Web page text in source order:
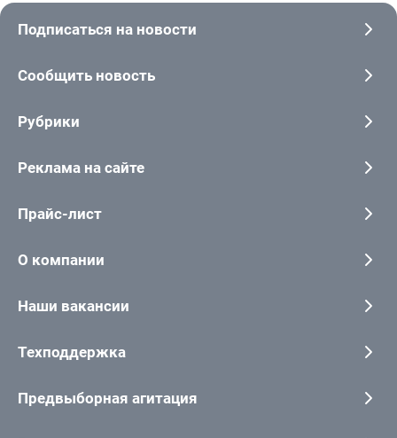
Подписаться на новости
Сообщить новость
Рубрики
Реклама на сайте
Прайс-лист
О компании
Наши вакансии
Техподдержка
Предвыборная агитация